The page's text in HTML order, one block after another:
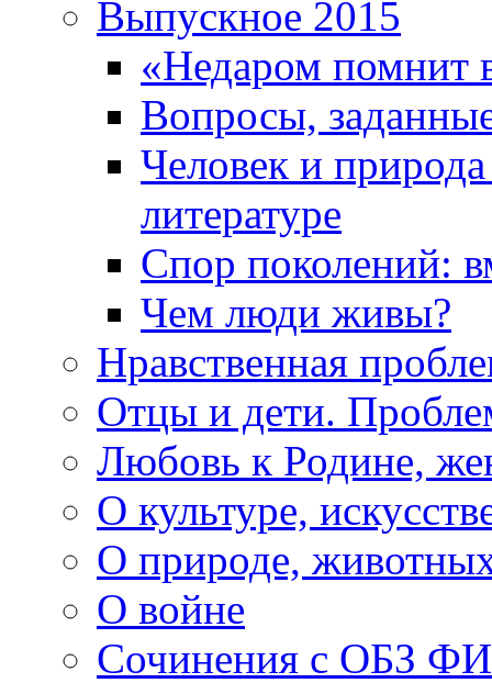
Выпускное 2015
«Недаром помнит
Вопросы,
Человек и
литературе
Спор поколений:
Чем люди живы?
Нравственная
Отцы и дети.
Любовь к Родине,
О культуре,
О природе,
О войне
Сочинения с ОБЗ